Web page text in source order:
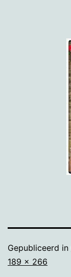
Gepubliceerd in
Volledige
189 × 266